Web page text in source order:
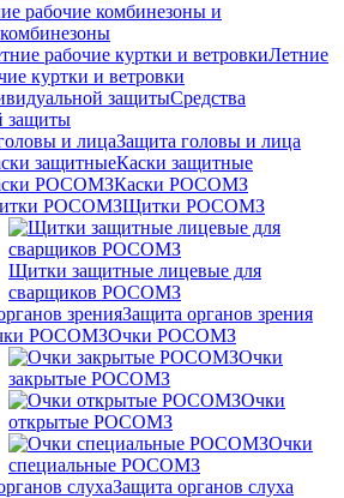
рабочие комбинезоны и
Летние
куртки и ветровки
Средства
защиты
Защита головы и лица
Каски защитные
Каски РОСОМЗ
Щитки РОСОМЗ
Щитки защитные лицевые для
сварщиков РОСОМЗ
Защита органов зрения
Очки РОСОМЗ
Очки
закрытые РОСОМЗ
Очки
открытые РОСОМЗ
Очки
специальные РОСОМЗ
Защита органов слуха